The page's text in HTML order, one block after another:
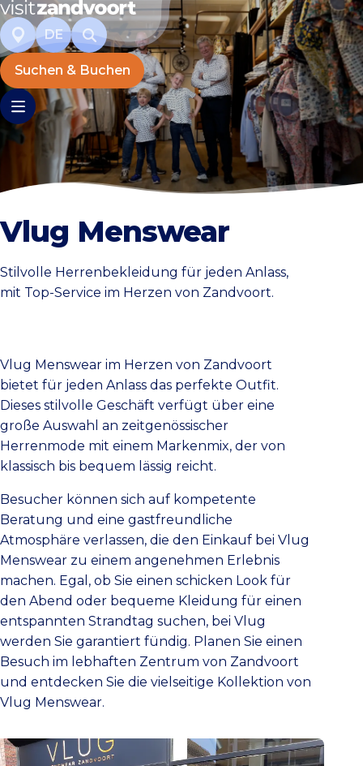
DE
Suchen & Buchen
Vlug Menswear
Stilvolle Herrenbekleidung für jeden Anlass,
mit Top-Service im Herzen von Zandvoort.
Vlug Menswear im Herzen von Zandvoort
bietet für jeden Anlass das perfekte Outfit.
Dieses stilvolle Geschäft verfügt über eine
große Auswahl an zeitgenössischer
Herrenmode mit einem Markenmix, der von
klassisch bis bequem lässig reicht.
Besucher können sich auf kompetente
Beratung und eine gastfreundliche
Atmosphäre verlassen, die den Einkauf bei Vlug
Menswear zu einem angenehmen Erlebnis
machen. Egal, ob Sie einen schicken Look für
den Abend oder bequeme Kleidung für einen
entspannten Strandtag suchen, bei Vlug
werden Sie garantiert fündig. Planen Sie einen
Besuch im lebhaften Zentrum von Zandvoort
und entdecken Sie die vielseitige Kollektion von
Vlug Menswear.